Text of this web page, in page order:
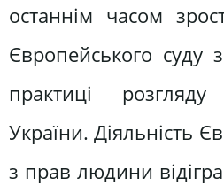
останнім часом
Європейського
практиці
України. Діяльність
з прав людини